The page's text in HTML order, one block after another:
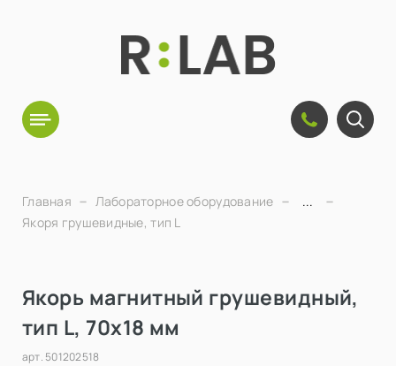
Главная Лабораторное оборудование
...
Якоря грушевидные, тип L
Якорь магнитный грушевидный,
тип L, 70х18 мм
арт. 501202518